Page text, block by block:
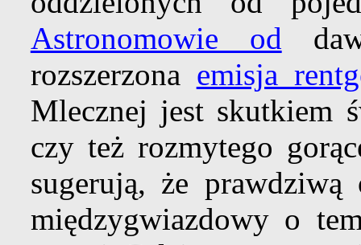
Astronomowie od
rozszerzona emisja
Mlecznej jest skutkiem
czy też rozmytego
sugerują, że
międzygwiazdowy o